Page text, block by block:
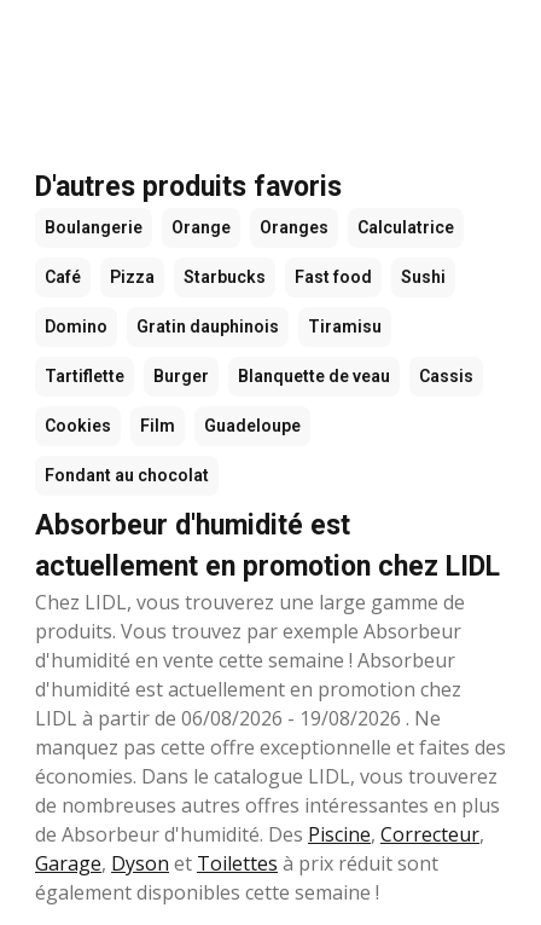
D'autres produits favoris
Boulangerie Orange Oranges Calculatrice
Café Pizza Starbucks Fast food Sushi
Domino Gratin dauphinois Tiramisu
Tartiflette Burger Blanquette de veau Cassis
Cookies Film Guadeloupe
Fondant au chocolat
Absorbeur d'humidité est
actuellement en promotion chez LIDL
Chez LIDL, vous trouverez une large gamme de
produits. Vous trouvez par exemple Absorbeur
d'humidité en vente cette semaine ! Absorbeur
d'humidité est actuellement en promotion chez
LIDL à partir de 06/08/2026 - 19/08/2026 . Ne
manquez pas cette offre exceptionnelle et faites des
économies. Dans le catalogue LIDL, vous trouverez
de nombreuses autres offres intéressantes en plus
de Absorbeur d'humidité. Des Piscine, Correcteur,
Garage, Dyson et Toilettes à prix réduit sont
également disponibles cette semaine !